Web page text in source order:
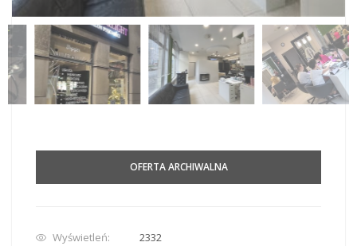
OFERTA ARCHIWALNA
Wyświetleń:
2332